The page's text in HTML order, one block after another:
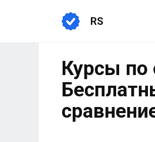
RS
Курсы по